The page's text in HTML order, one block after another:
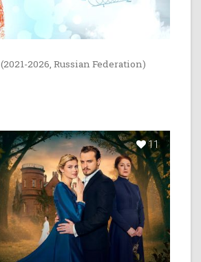
(2021-2026, Russian Federation)
11